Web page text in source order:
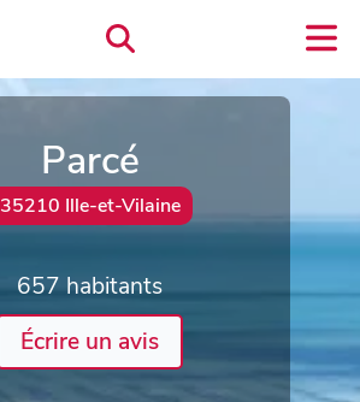
Parcé
35210 Ille-et-Vilaine
657 habitants
Écrire un avis